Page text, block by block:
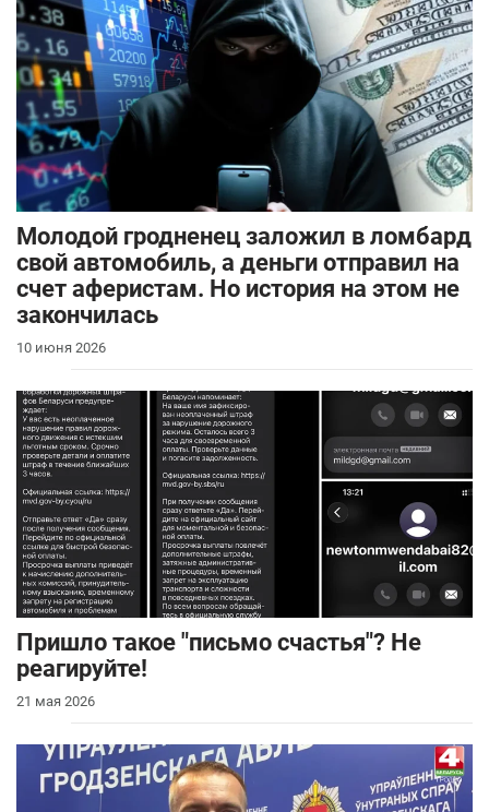
Молодой гродненец заложил в ломбард
свой автомобиль, а деньги отправил на
счет аферистам. Но история на этом не
закончилась
10 июня 2026
Пришло такое "письмо счастья"? Не
реагируйте!
21 мая 2026